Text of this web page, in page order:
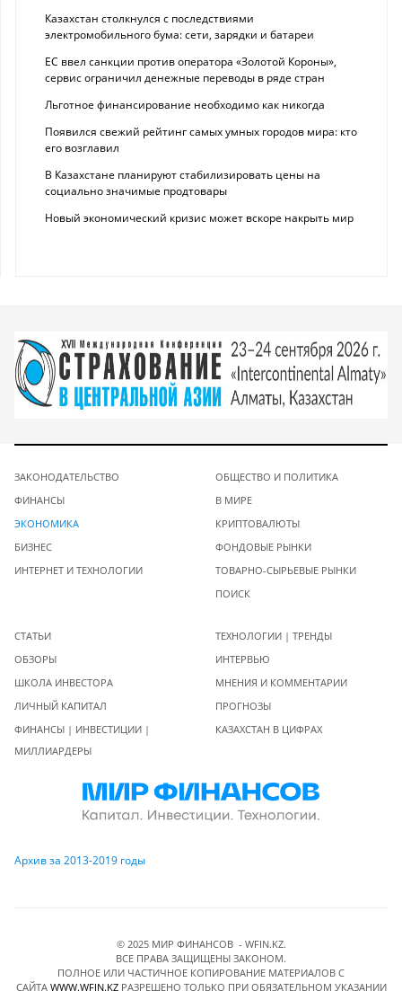
Казахстан столкнулся с последствиями
электромобильного бума: сети, зарядки и батареи
ЕС ввел санкции против оператора «Золотой Короны»,
сервис ограничил денежные переводы в ряде стран
Льготное финансирование необходимо как никогда
Появился свежий рейтинг самых умных городов мира: кто
его возглавил
В Казахстане планируют стабилизировать цены на
социально значимые продтовары
Новый экономический кризис может вскоре накрыть мир
ЗАКОНОДАТЕЛЬСТВО
ФИНАНСЫ
ЭКОНОМИКА
БИЗНЕС
ИНТЕРНЕТ И ТЕХНОЛОГИИ
ОБЩЕСТВО И ПОЛИТИКА
В МИРЕ
КРИПТОВАЛЮТЫ
ФОНДОВЫЕ РЫНКИ
ТОВАРНО-СЫРЬЕВЫЕ РЫНКИ
ПОИСК
СТАТЬИ
ОБЗОРЫ
ШКОЛА ИНВЕСТОРА
ЛИЧНЫЙ КАПИТАЛ
ФИНАНСЫ | ИНВЕСТИЦИИ |
МИЛЛИАРДЕРЫ
ТЕХНОЛОГИИ | ТРЕНДЫ
ИНТЕРВЬЮ
МНЕНИЯ И КОММЕНТАРИИ
ПРОГНОЗЫ
КАЗАХСТАН В ЦИФРАХ
Архив за 2013-2019 годы
© 2025 МИР ФИНАНСОВ - WFIN.KZ.
ВСЕ ПРАВА ЗАЩИЩЕНЫ ЗАКОНОМ.
ПОЛНОЕ ИЛИ ЧАСТИЧНОЕ КОПИРОВАНИЕ МАТЕРИАЛОВ C
САЙТА WWW.WFIN.KZРАЗРЕШЕНО ТОЛЬКО ПРИ ОБЯЗАТЕЛЬНОМ УКАЗАНИИ